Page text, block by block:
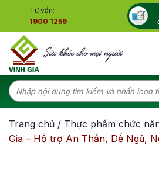
content
Tư vấn:
1900 1259
Tìm
kiếm:
Trang chủ / Thực phẩm chức
Gia – Hỗ trợ An Thần, Dễ Ngủ,